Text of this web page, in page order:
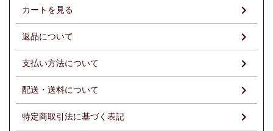
カートを見る
返品について
支払い方法について
配送・送料について
特定商取引法に基づく表記